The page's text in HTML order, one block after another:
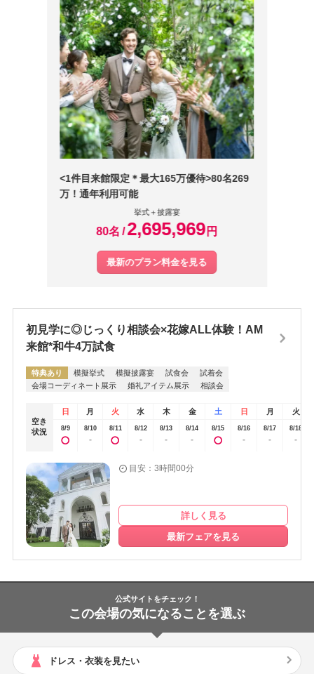
す。披露宴会場にある大階段もロマンチックな演出にはピッタリでお
すすめです。他の結婚式場にはない、天井高、ステンドグラスを兼ね
揃えた白基調とした挙式会場が決め手です。
<1件目来館限定＊最大165万優待>80名269
万！通年利用可能
挙式＋披露宴
80名 2,695,969 円
最新のプラン料金を見る
初見学に◎じっくり相談会×花嫁ALL体験！AM
来館*和牛4万試食
特典あり 模擬挙式 模擬披露宴 試食会
試着会
会場コーディネート展示
婚礼アイテム展示 相談会
空き
状況
日 月 火 水 木 金 土 日 月 火
8/9 8/10
-
8/11 8/12
-
8/13
-
8/14
-
8/15 8/16
-
8/17
-
8/18
-
目安：3時間00分
詳しく見る
最新フェアを見る
公式サイトをチェック！
この会場の気になることを選ぶ
ドレス・衣装を見たい